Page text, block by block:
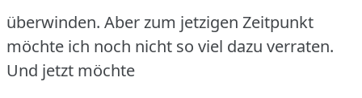
überwinden. Aber zum jetzigen Zeitpunkt
möchte ich noch nicht so viel dazu verraten.
Und jetzt möchte